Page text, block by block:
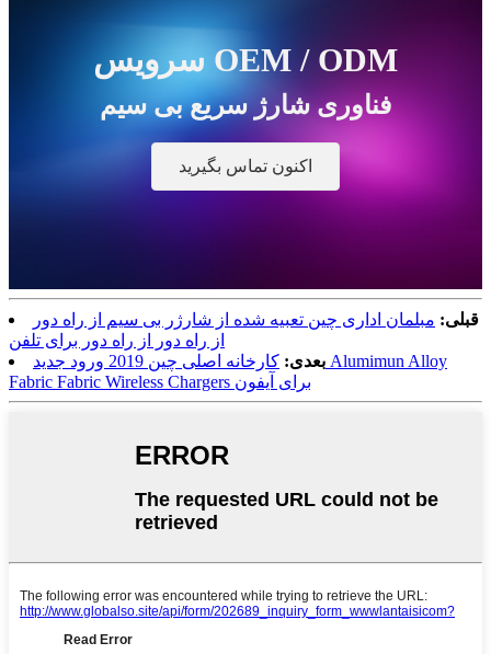
سرویس OEM / ODM
فناوری شارژ سریع بی سیم
اکنون تماس بگیرید
قبلی: مبلمان اداری چین تعبیه شده از شارژر بی سیم از راه دور
از راه دور از راه دور برای تلفن
بعدی:
کارخانه اصلی چین 2019 ورود جدید Alumimun Alloy
Fabric Fabric Wireless Chargers برای آیفون